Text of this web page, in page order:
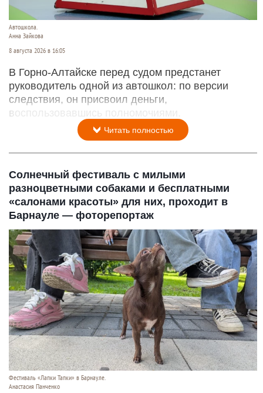
Автошкола.
Анна Зайкова
8 августа 2026 в 16:05
В Горно-Алтайске перед судом предстанет
руководитель одной из автошкол: по версии
следствия, он присвоил деньги,
воспользовавшись полномочиями.
Читать полностью
Солнечный фестиваль с милыми
разноцветными собаками и бесплатными
«салонами красоты» для них, проходит в
Барнауле — фоторепортаж
Фестиваль «Лапки Тапки» в Барнауле.
Анастасия Панченко